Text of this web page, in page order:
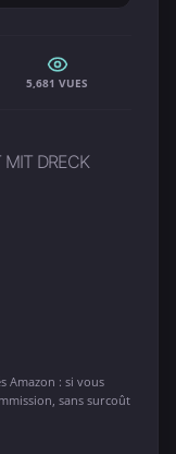
5,681 VUES
MIT DRECK
Amazon : si vous
sans surcoût